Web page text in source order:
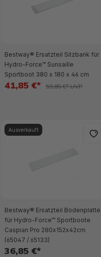
Bestway® Ersatzteil Sitzbank für
Hydro-Force™ Sunsaille
Sportboot 380 x 180 x 46 cm
41,85 €* 59,85 €* UVP
Ausverkauft
Bestway® Ersatzteil Bodenplatte
für Hydro-Force™ Sportboote
Caspian Pro 280x152x42cm
(65047 / 65133)
36,85 €*